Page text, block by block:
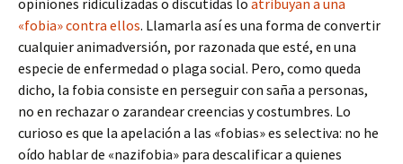
opiniones ridiculizadas o discutidas lo atribuyan a una
«fobia» contra ellos. Llamarla así es una forma de convertir
cualquier animadversión, por razonada que esté, en una
especie de enfermedad o plaga social. Pero, como queda
dicho, la fobia consiste en perseguir con saña a personas,
no en rechazar o zarandear creencias y costumbres. Lo
curioso es que la apelación a las «fobias» es selectiva: no he
oído hablar de «nazifobia» para descalificar a quienes